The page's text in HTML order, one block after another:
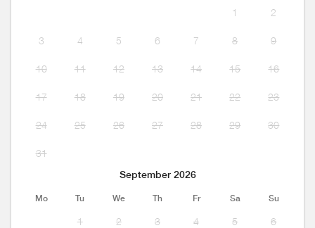
1 2
3 4 5 6 7 8 9
10 11 12 13 14 15 16
17 18 19 20 21 22 23
24 25 26 27 28 29 30
31
September 2026
Mo Tu We Th Fr Sa Su
1 2 3 4 5 6